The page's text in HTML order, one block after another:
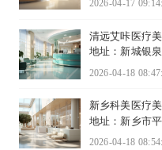
2026-04-17
清远艾咔医疗
地址：新城银
2026-04-18
新乡科美医疗
地址：新乡市
2026-04-18